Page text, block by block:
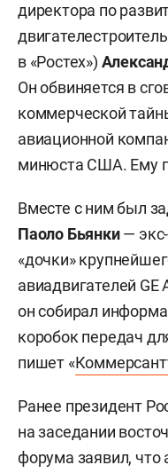
директора по
в «Ростех»)
Он обвиняется в
коммерческой
авиационной
минюста США. Ему
Вместе с ним был
Паоло Бьянки—
«дочки»
авиадвигателей GE
он собирал
коробок передач
пишет «
Ранее президент
на заседании
форума заявил, что